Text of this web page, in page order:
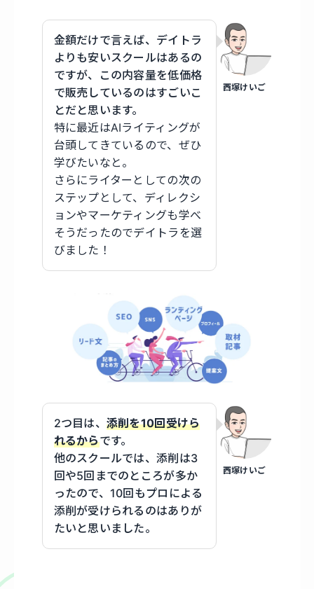
西塚けいご
金額だけで言えば、デイトラ
よりも安いスクールはあるの
ですが、この内容量を低価格
で販売しているのはすごいこ
とだと思います。
特に最近はAIライティングが
台頭してきているので、ぜひ
学びたいなと。
さらにライターとしての次の
ステップとして、ディレクシ
ョンやマーケティングも学べ
そうだったのでデイトラを選
びました！
西塚けいご
2つ目は、 添削を10回受けら
れるからです。
他のスクールでは、添削は3
回や5回までのところが多か
ったので、10回もプロによる
添削が受けられるのはありが
たいと思いました。